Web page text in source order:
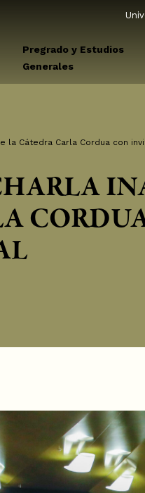
Pregrado y Estudios
Generales
la Cátedra Carla Cordua con